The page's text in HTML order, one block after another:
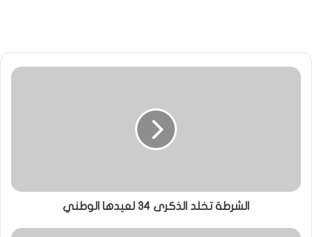
الشرطة تخلد الذكرى 34 لعيدها الوطني